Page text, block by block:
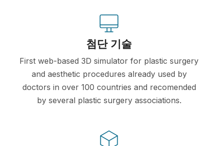
첨단 기술
First web-based 3D simulator for plastic surgery
and aesthetic procedures already used by
doctors in over 100 countries and recomended
by several plastic surgery associations.